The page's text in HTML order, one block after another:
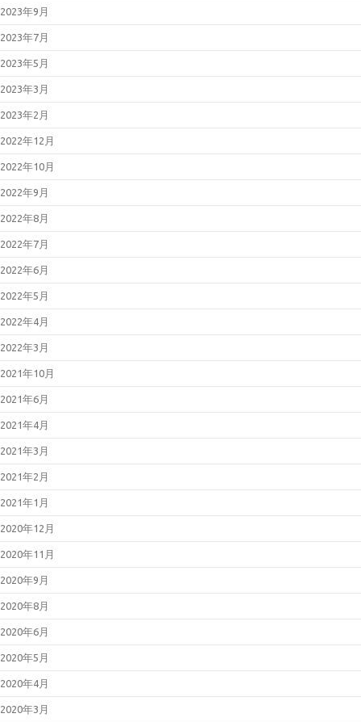
2026年02月25日
エンドポイントマネージャー オン
プレミス版」におけるパストラバ
ーサルの脆弱性について
（JVN#79096585）
2026年02月13日
けるOSコマンドインジェクション
の脆弱性について
2026年02月12日
2026年01月23日
13878）
弱性対策について(2026年1月)
Email Gatewayの脆弱性対策につ
2026年01月14日
2025年12月23日
(CVE-2025-14733)
ける認証回避の脆弱性について
2025年12月12日
性について（CVE-2025-55182）
2023年9月
2023年7月
2023年5月
2023年3月
2023年2月
2022年12月
2022年10月
2022年9月
2022年8月
2022年7月
2022年6月
2022年5月
2022年4月
2022年3月
2021年10月
2021年6月
2021年4月
2021年3月
2021年2月
2021年1月
2020年12月
2020年11月
2020年9月
2020年8月
2020年6月
2020年5月
2020年4月
2020年3月